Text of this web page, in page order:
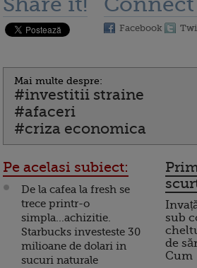
Facebook
Mai multe despre:
#investitii straine
#afaceri
#criza economica
Pe acelasi subiect:
De la cafea la fresh se
trece printr-o
simpla...achizitie.
Starbucks investeste 30
milioane de dolari in
sucuri naturale
sub
de
Cum